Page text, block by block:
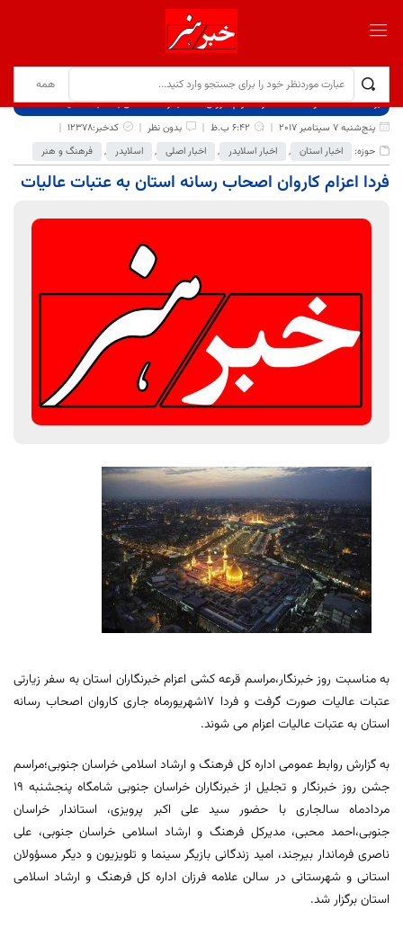
برگ نخست نوشته‌ها
فردا اعزام کاروان اصحاب رسانه استان به عتبات عالیات
پنج‌شنبه 7 سپتامبر 2017
6:42 ب.ظ بدون نظر
کدخبر:12378
حوزه:
اخبار استان , اخبار اسلایدر , اخبار اصلی , اسلایدر , فرهنگ و هنر
فردا اعزام کاروان اصحاب رسانه استان به عتبات عالیات
به مناسبت روز خبرنگار،مراسم قرعه کشی اعزام خبرنگاران استان به سفر زیارتی
عتبات عالیات صورت گرفت و فردا ١٧شهریورماه جاری کاروان اصحاب رسانه
استان به عتبات عالیات اعزام می شوند.
به گزارش روابط عمومی اداره کل فرهنگ و ارشاد اسلامی خراسان جنوبی؛مراسم
جشن روز خبرنگار و تجلیل از خبرنگاران خراسان جنوبی شامگاه پنجشنبه ١٩
مردادماه سالجاری با حضور سید علی اکبر پرویزی، استاندار خراسان
جنوبی،احمد محبی، مدیرکل فرهنگ و ارشاد اسلامی خراسان جنوبی، علی
ناصری فرماندار بیرجند، امید زندگانی بازیگر سینما و تلویزیون و دیگر مسؤولان
استانی و شهرستانی در سالن علامه فرزان اداره کل فرهنگ و ارشاد اسلامی
استان برگزار شد.